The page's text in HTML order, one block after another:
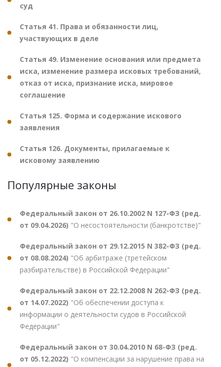
суд
Статья 41. Права и обязанности лиц,
участвующих в деле
Статья 49. Изменение основания или предмета
иска, изменение размера исковых требований,
отказ от иска, признание иска, мировое
соглашение
Статья 125. Форма и содержание искового
заявления
Статья 126. Документы, прилагаемые к
исковому заявлению
Популярные законы
Федеральный закон от 26.10.2002 N 127-ФЗ (ред.
от 09.04.2026) "О несостоятельности (банкротстве)"
Федеральный закон от 29.12.2015 N 382-ФЗ (ред.
от 08.08.2024) "Об арбитраже (третейском
разбирательстве) в Российской Федерации"
Федеральный закон от 22.12.2008 N 262-ФЗ (ред.
от 14.07.2022) "Об обеспечении доступа к
информации о деятельности судов в Российской
Федерации"
Федеральный закон от 30.04.2010 N 68-ФЗ (ред.
от 05.12.2022) "О компенсации за нарушение права на